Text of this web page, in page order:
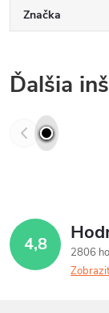
Značka
Ďalšia
4,8
2806